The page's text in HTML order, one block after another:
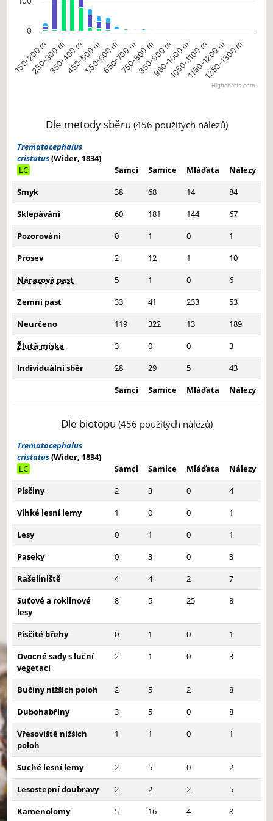
150-200 m
250-300 m350-400 m450-500 m550-600 m650-700 m750-800 m850-900 m
950-1000 m
1050-1100 m
1150-1200 m
1250-1300 m
0
Highcharts.com
Dle metody sběru (456 použitých nálezů)
Trematocephalus
cristatus(Wider, 1834)
LC
Samci Samice Mláďata
Nálezy
Smyk
38 68 14
84
Sklepávání
60 181 144
67
Pozorování
0 1 0
1
Prosev
2 12 1
10
Nárazová past
5 1 0
6
Zemní past
33 41 233
53
Neurčeno
119 322 13
189
Žlutá miska
3 0 0
3
Individuální sběr
28 29 5
43
Samci
Samice Mláďata Nálezy
Dle biotopu (456 použitých nálezů)
Trematocephalus
cristatus(Wider, 1834)
LC
Samci Samice Mláďata
Nálezy
Písčiny
2 3 0
4
Vlhké lesní lemy
1 0 0
1
Lesy
0 1 0
1
Paseky
0 3 0
3
Rašeliniště
4 4 2
7
Suťové a roklinové
lesy
8 5 25 8
Písčité břehy 0 1 0
1
Ovocné sady s luční
vegetací
2 1 0 3
Bučiny nižších poloh 2 5 2
8
Dubohabřiny
3 5 0
8
Vřesoviště nižších
poloh
1 1 0 1
Suché lesní lemy 2 5 0
2
Lesostepní doubravy
2 2 2
5
Kamenolomy
5 16 4 8